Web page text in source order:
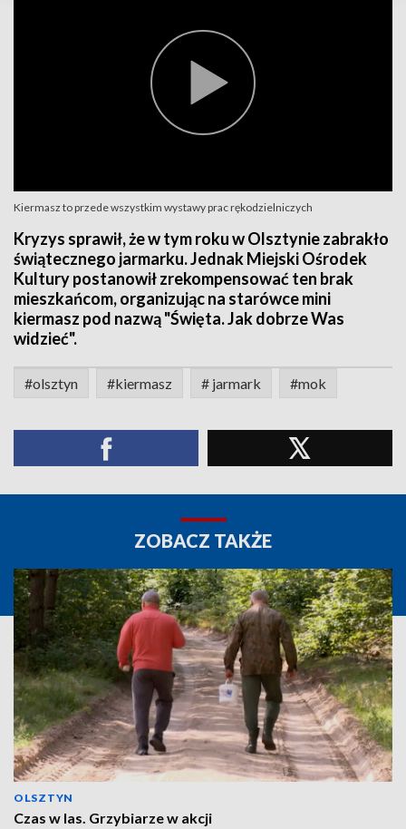
Kiermasz to przede wszystkim wystawy prac rękodzielniczych
Kryzys sprawił, że w tym roku w Olsztynie zabrakło
świątecznego jarmarku. Jednak Miejski Ośrodek
Kultury postanowił zrekompensować ten brak
mieszkańcom, organizując na starówce mini
kiermasz pod nazwą "Święta. Jak dobrze Was
widzieć".
#olsztyn #kiermasz # jarmark #mok
ZOBACZ TAKŻE
OLSZTYN
Czas w las. Grzybiarze w akcji